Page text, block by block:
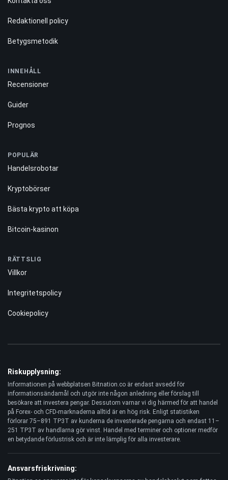
Om oss
Kontakta oss
Betygsmetodik
Recensioner
Prognos
Handelsrobotar
Kryptobörser
Bitcoin-kasinon
Villkor
Riskupplysning:
Informationen på webbplatsen Bitnation.co är endast avsedd för
informationsändamål och utgör inte någon anledning eller förslag till
på Forex- och CFD-marknaderna alltid är en hög risk. Enligt statistiken
förlorar 75–891 TP3T av kunderna de investerade pengarna och endast 11–
251 TP3T av handlarna gör vinst. Handel med terminer och optioner medför